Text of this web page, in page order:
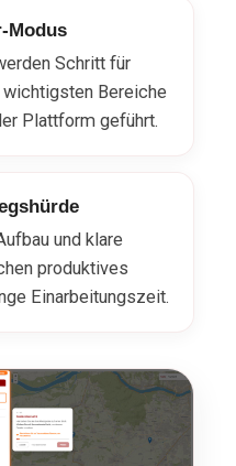
Modus
Schritt für
Bereiche
Plattform geführt.
und klare
produktives
Einarbeitungszeit.